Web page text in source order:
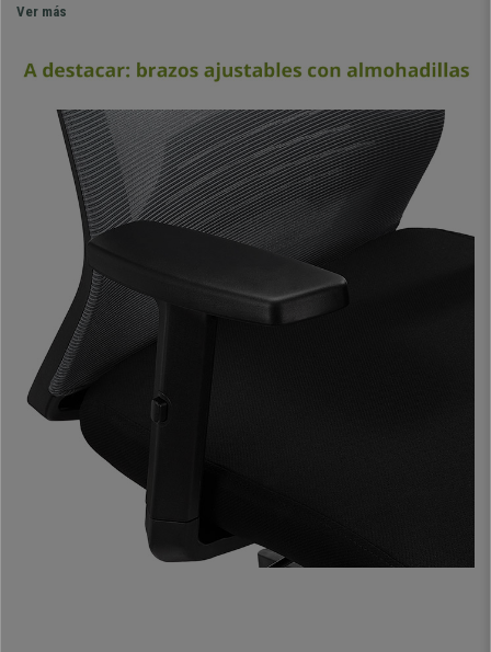
una altura superior a la habitual en este tipo de sillas (62,5 cm), ideal para
pensada para ser usada durante horas.
No podía faltar unmecanismo basculante de reclinación.Se trata de
un sistema que permite una mayor libertad de movimientos, muy de
agradecer en el uso diario. Se puede dejar el respaldo fijo o con balanceo,
además de ajustar la dureza o tensión con la que bascula.
El asiento tapizado en tela tiene ungrueso acolchado con relleno de
Es un material muy agradable, además de
mantenerse como el primer día durante años. Gracias a las
características ergonómicas y robustez de materiales, esta silla se
puede usar durante largos periodos con la máxima garantía.
Los reposabrazos son ajustables en altura
almohadillas de goma
apariencia sugiere, por lo que favorecen mantener siempre una buena
postura de trabajo.
Los materiales de fabricación destacan por una
superiores a lo habitual
De hecho, cumple la normativa
dimensiones, seguridad, estabilidad, resistencia y durabilidad. Se trata de
Ver más